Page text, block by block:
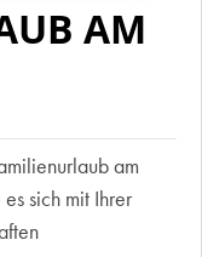
AM
am
sich mit Ihrer